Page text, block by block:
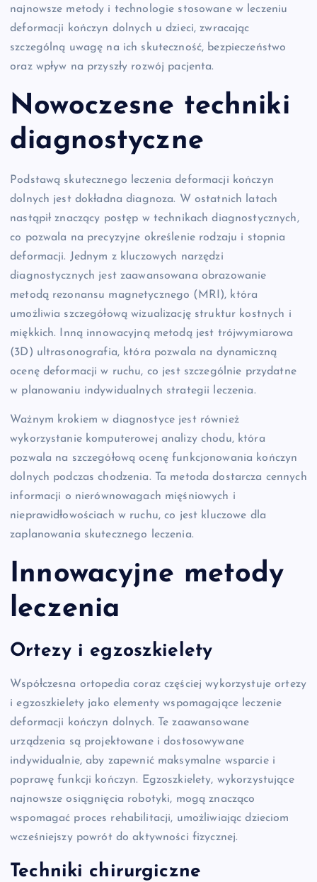
najnowsze metody i technologie stosowane w leczeniu
deformacji kończyn dolnych u dzieci, zwracając
szczególną uwagę na ich skuteczność, bezpieczeństwo
oraz wpływ na przyszły rozwój pacjenta.
Nowoczesne techniki
diagnostyczne
Podstawą skutecznego leczenia deformacji kończyn
dolnych jest dokładna diagnoza. W ostatnich latach
nastąpił znaczący postęp w technikach diagnostycznych,
co pozwala na precyzyjne określenie rodzaju i stopnia
deformacji. Jednym z kluczowych narzędzi
diagnostycznych jest zaawansowana obrazowanie
metodą rezonansu magnetycznego (MRI), która
umożliwia szczegółową wizualizację struktur kostnych i
miękkich. Inną innowacyjną metodą jest trójwymiarowa
(3D) ultrasonografia, która pozwala na dynamiczną
ocenę deformacji w ruchu, co jest szczególnie przydatne
w planowaniu indywidualnych strategii leczenia.
Ważnym krokiem w diagnostyce jest również
wykorzystanie komputerowej analizy chodu, która
pozwala na szczegółową ocenę funkcjonowania kończyn
dolnych podczas chodzenia. Ta metoda dostarcza cennych
informacji o nierównowagach mięśniowych i
nieprawidłowościach w ruchu, co jest kluczowe dla
zaplanowania skutecznego leczenia.
Innowacyjne metody
leczenia
Ortezy i egzoszkielety
Współczesna ortopedia coraz częściej wykorzystuje ortezy
i egzoszkielety jako elementy wspomagające leczenie
deformacji kończyn dolnych. Te zaawansowane
urządzenia są projektowane i dostosowywane
indywidualnie, aby zapewnić maksymalne wsparcie i
poprawę funkcji kończyn. Egzoszkielety, wykorzystujące
najnowsze osiągnięcia robotyki, mogą znacząco
wspomagać proces rehabilitacji, umożliwiając dzieciom
wcześniejszy powrót do aktywności fizycznej.
Techniki chirurgiczne